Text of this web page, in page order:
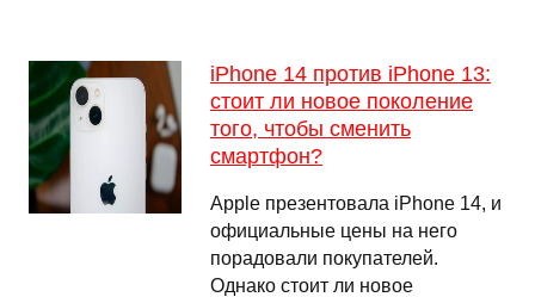
iPhone 14 против iPhone 13:
стоит ли новое поколение
того, чтобы сменить
смартфон?
Apple презентовала iPhone 14, и
официальные цены на него
порадовали покупателей.
Однако стоит ли новое